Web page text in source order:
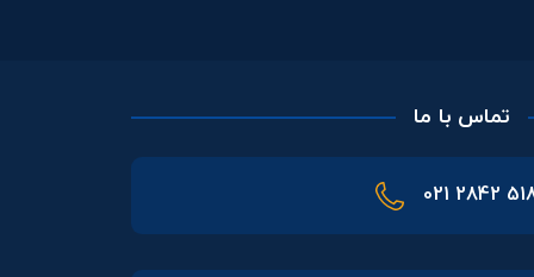
تماس با ما
021 2842